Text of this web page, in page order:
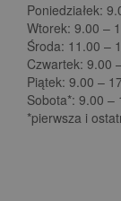
Poniedziałek:
Wtorek: 9.00 –
Środa: 11.00 –
Czwartek: 9.00
Piątek: 9.00 –
Sobota*: 9.00 –
*pierwsza i